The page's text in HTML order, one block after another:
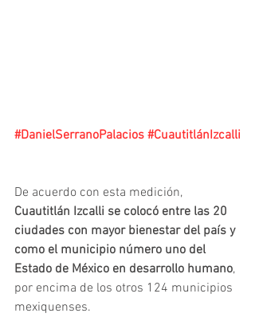
#DanielSerranoPalacios #CuautitlánIzcalli
De acuerdo con esta medición,
Cuautitlán Izcalli se colocó entre las 20
ciudades con mayor bienestar del país y
como el municipio número uno del
Estado de México en desarrollo humano,
por encima de los otros 124 municipios
mexiquenses.